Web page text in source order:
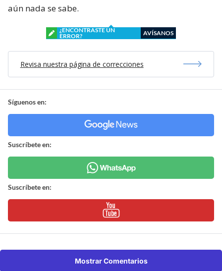
aún nada se sabe.
¿ENCONTRASTE UN
ERROR?
AVÍSANOS
Revisa nuestra página de correcciones
Síguenos en:
Suscríbete en:
Suscríbete en:
Mostrar Comentarios